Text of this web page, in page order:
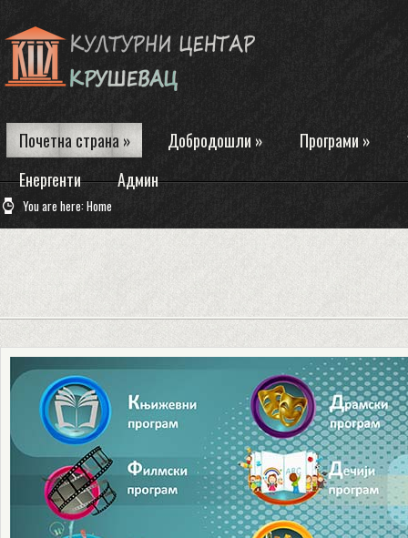
Почетна страна » Добродошли » Програми »
Енергенти
Админ
You are here:Home